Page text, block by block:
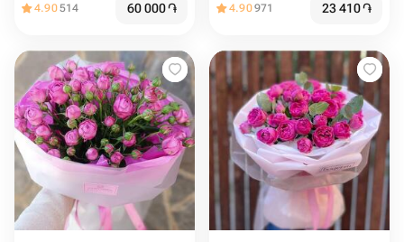
4.90514 60 000֏ 4.90971 23 410֏